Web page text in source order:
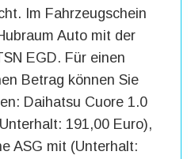
Im Fahrzeugschein
Auto mit der
EGD. Für einen
Betrag können Sie
Daihatsu Cuore 1.0
191,00 Euro),
ASG mit (Unterhalt: